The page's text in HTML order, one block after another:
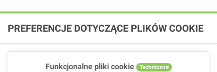
PREFERENCJE DOTYCZĄCE PLIKÓW COOKIE
Funkcjonalne pliki cookie Techniczne